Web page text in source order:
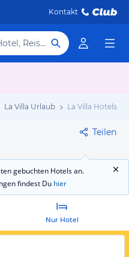
Kontakt
Hotel, Reiseziel
La Villa Urlaub La Villa Hotels
Teilen
gebuchten Hotels an.
findest Du hier
Nur Hotel